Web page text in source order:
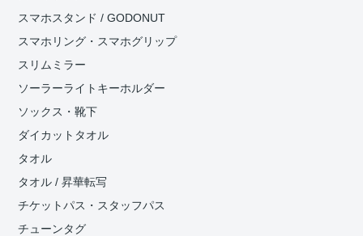
スマホスタンド / GODONUT
スマホリング・スマホグリップ
スリムミラー
ソーラーライトキーホルダー
ソックス・靴下
ダイカットタオル
タオル
タオル / 昇華転写
チケットパス・スタッフパス
チューンタグ